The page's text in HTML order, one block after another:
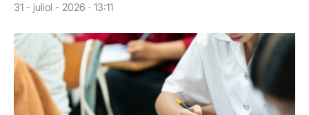
31 - juliol - 2026 · 13:11